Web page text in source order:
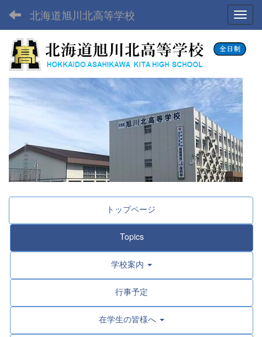
北海道旭川北高等学校
トップページ
Topics
学校案内
行事予定
在学生の皆様へ